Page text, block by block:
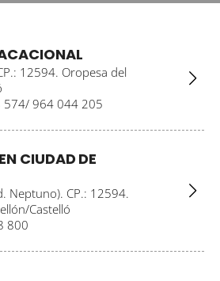
12594. Oropesa del
964 044 205
CIUDAD DE
Neptuno). CP.: 12594.
Castelló
800